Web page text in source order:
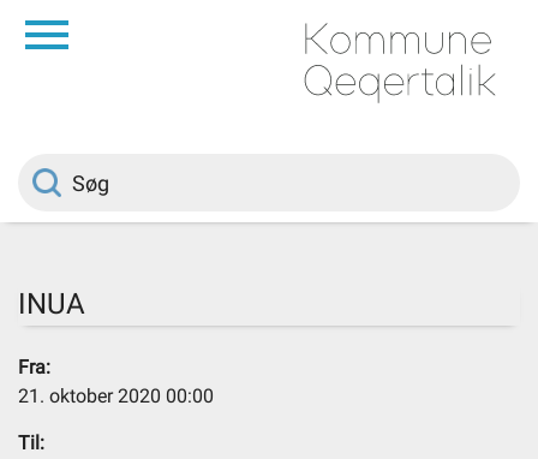
Borger
Vedtægter
INUA
Fra:
21. oktober 2020 00:00
Til: